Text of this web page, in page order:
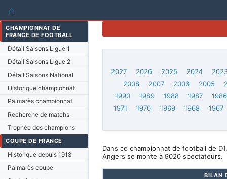
⌂
CHAMPIONNAT DE
FRANCE DE FOOTBALL
Détail Saisons Ligue 1
Détail Saisons Ligue 2
Détail Saisons National
Historique championnat
Palmarès championnat
Recherche de matchs
Trophée des champions
COUPE DE FRANCE
Historique depuis 1918
Palmarès coupe
2027 2026 2025 2024
2008
2007 2006 2005
1990
1989 1988 1987
1986
1971
1970 1969 1968 1967
Dans ce championnat de football de
Angers se monte à 9020 spectateurs.
BILAN